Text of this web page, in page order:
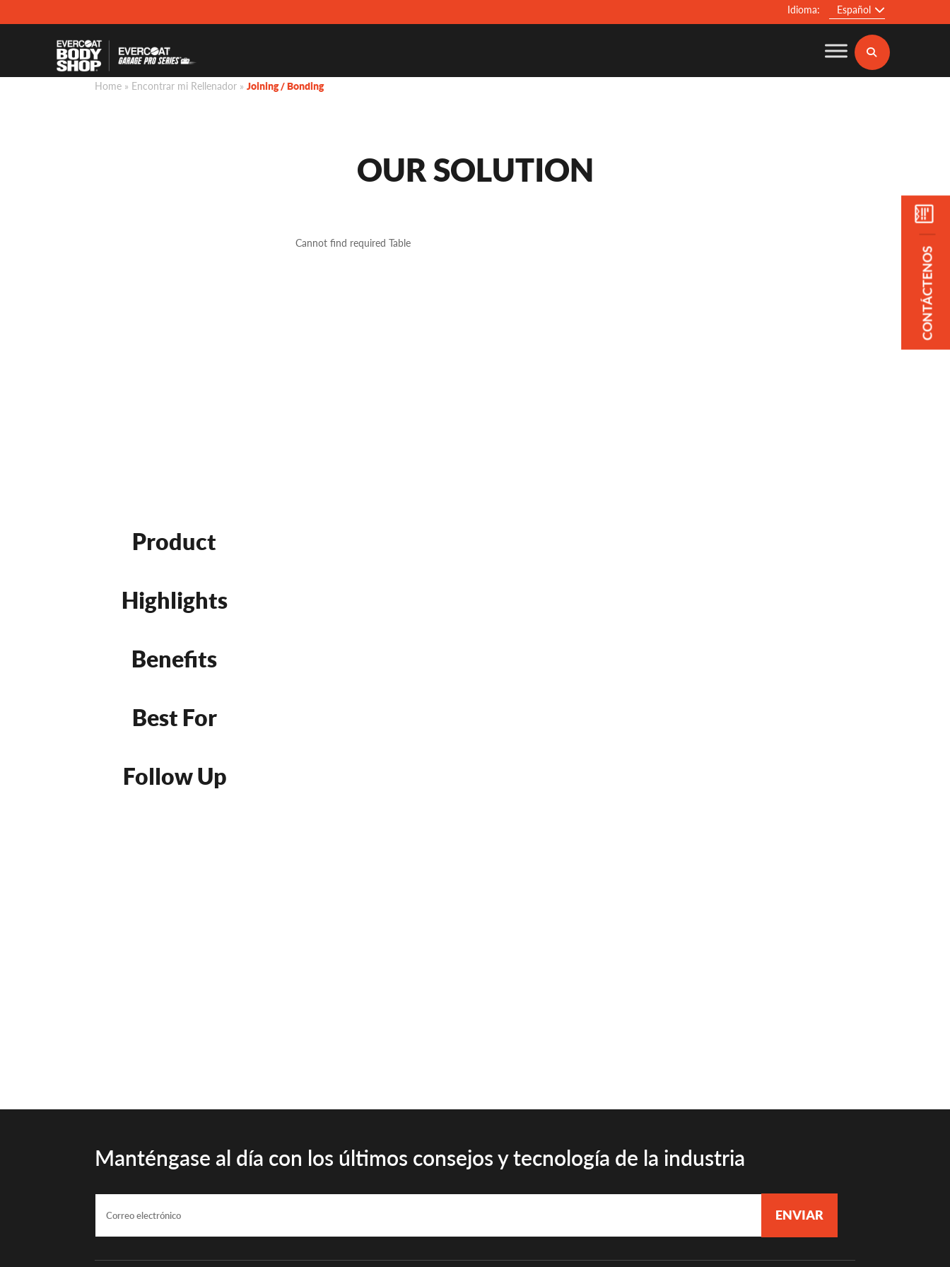
Idioma: Español
CONTÁCTENOS
Home » Encontrar mi Rellenador »Joining / Bonding
OUR SOLUTION
Product
Highlights
Benefits
Best For
Follow Up
Cannot find required Table
Manténgase al día con los últimos consejos y tecnología de la industria